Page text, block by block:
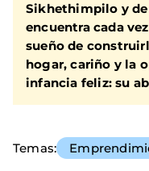
Sikhethimpilo y de
encuentra cada
sueño de
hogar, cariño y la
infancia feliz: su
Temas